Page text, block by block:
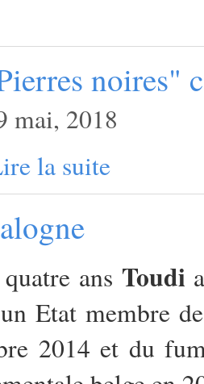
noires"
mai, 2018
la suite
ans Toudi
Etat membre
2014 et du